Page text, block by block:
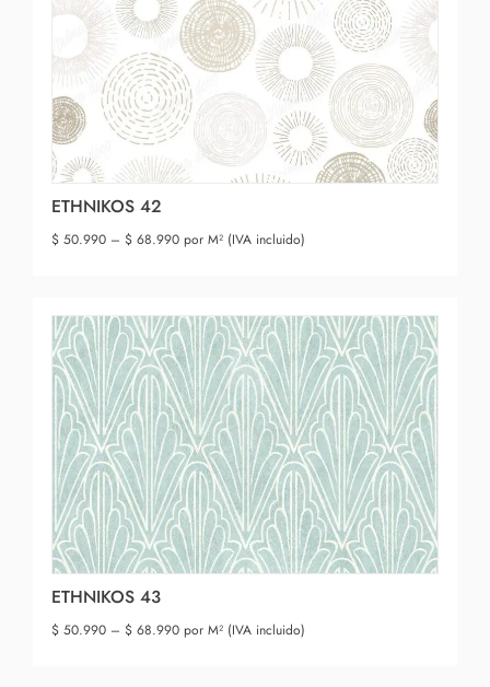
ETHNIKOS 42
$50.990 – $68.990por M² (IVA incluido)
ETHNIKOS 43
$50.990 – $68.990por M² (IVA incluido)